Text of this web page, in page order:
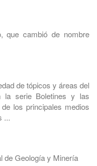
que cambió de nombre
de tópicos y áreas del
la serie Boletines y las
los principales medios
...
de Geología y Minería